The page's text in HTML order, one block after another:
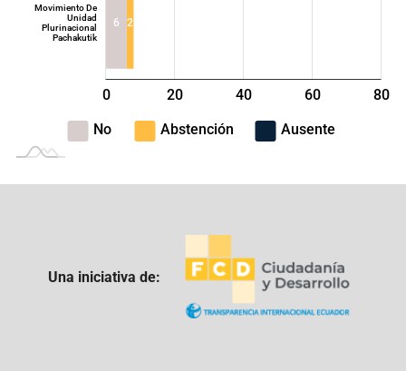
6 2
Movimiento De
Unidad
Plurinacional
Pachakutik
L
-40
-20
0 20 40 60 80
100
No
Abstención Ausente
Una iniciativa de: